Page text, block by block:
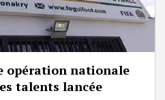
opération nationale
talents lancée